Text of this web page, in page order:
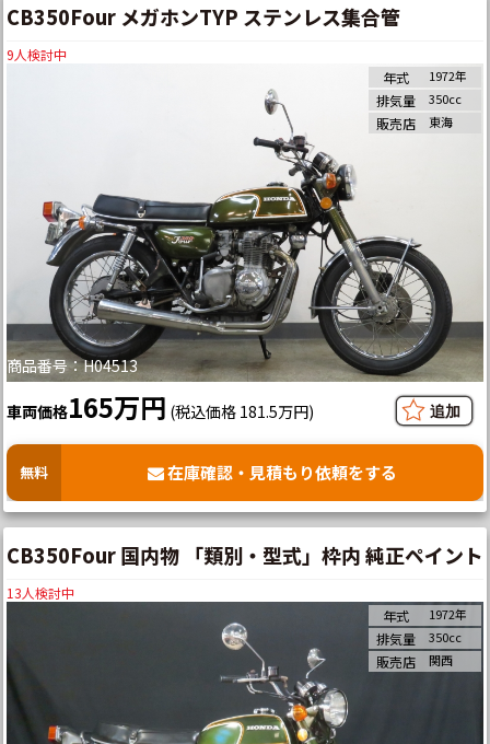
CB350Four メガホンTYP ステンレス集合管
9人検討中
商品番号：H04513
年式 1972年
排気量 350cc
販売店 東海
車両価格165万円 (税込価格 181.5万円)
無料 在庫確認・見積もり依頼をする
CB350Four 国内物 「類別・型式」枠内 純正ペイント
13人検討中
年式 1972年
排気量 350cc
販売店 関西